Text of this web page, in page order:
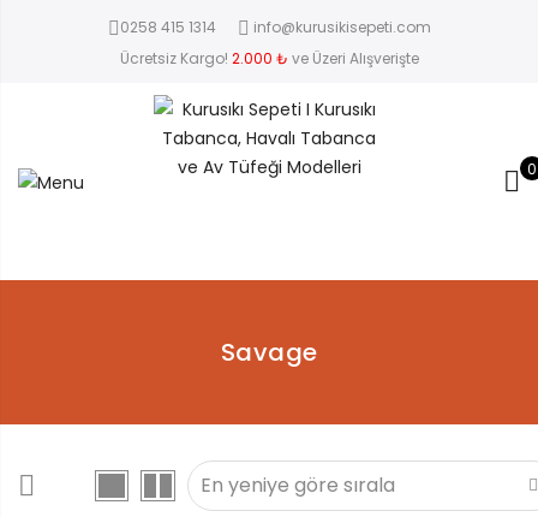
0258 415 1314
info@kurusikisepeti.com
Ücretsiz Kargo! 2.000 ₺ ve Üzeri Alışverişte
0
Savage